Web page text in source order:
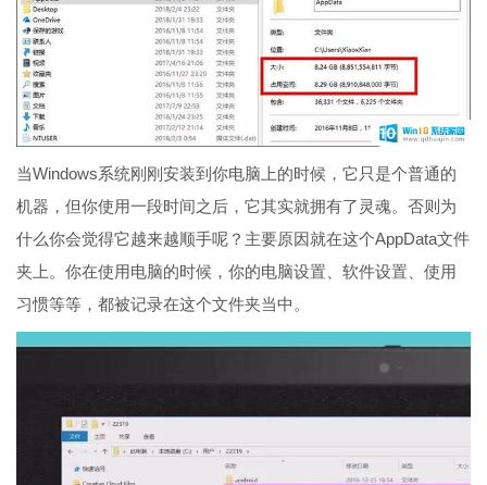
当Windows系统刚刚安装到你电脑上的时候，它只是个普通的
机器，但你使用一段时间之后，它其实就拥有了灵魂。否则为
什么你会觉得它越来越顺手呢？主要原因就在这个AppData文件
夹上。你在使用电脑的时候，你的电脑设置、软件设置、使用
习惯等等，都被记录在这个文件夹当中。